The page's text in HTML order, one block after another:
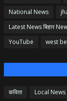
National News
Latest News बिहार
YouTube
west
कविता Local